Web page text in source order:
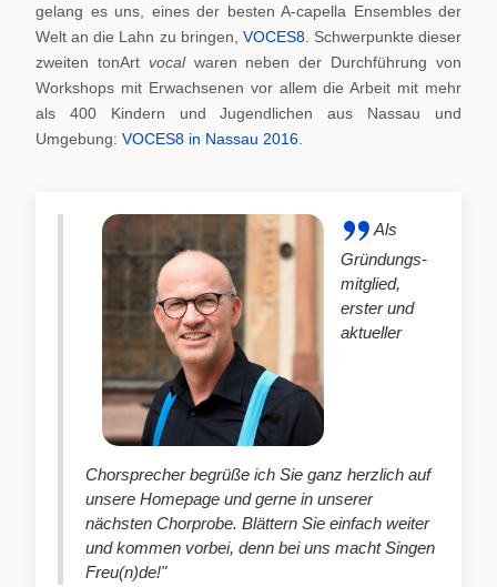
gelang es uns, eines der besten A-capella Ensembles der
Welt an die Lahn zu bringen, VOCES8. Schwerpunkte dieser
zweiten tonArt vocalwaren neben der Durchführung von
Workshops mit Erwachsenen vor allem die Arbeit mit mehr
als 400 Kindern und Jugendlichen aus Nassau und
Umgebung: VOCES8 in Nassau 2016
Als
Gründungs-
mitglied,
erster und
aktueller
Chorsprecher begrüße ich Sie ganz herzlich auf
unsere Homepage und gerne in unserer
nächsten Chorprobe. Blättern Sie einfach weiter
und kommen vorbei, denn bei uns macht Singen
Freu(n)de!"